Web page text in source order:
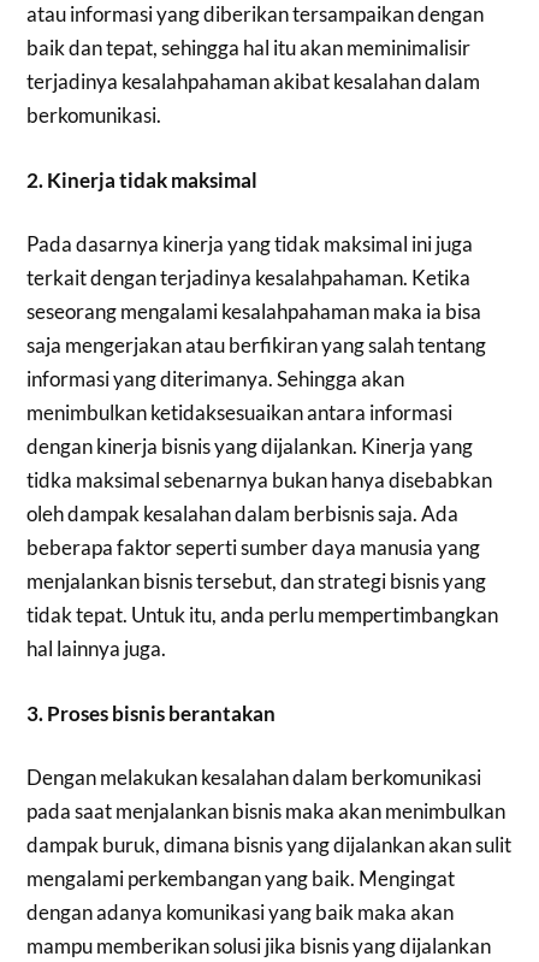
atau informasi yang diberikan tersampaikan dengan
baik dan tepat, sehingga hal itu akan meminimalisir
terjadinya kesalahpahaman akibat kesalahan dalam
berkomunikasi.
2. Kinerja tidak maksimal
Pada dasarnya kinerja yang tidak maksimal ini juga
terkait dengan terjadinya kesalahpahaman. Ketika
seseorang mengalami kesalahpahaman maka ia bisa
saja mengerjakan atau berfikiran yang salah tentang
informasi yang diterimanya. Sehingga akan
menimbulkan ketidaksesuaikan antara informasi
dengan kinerja bisnis yang dijalankan. Kinerja yang
tidka maksimal sebenarnya bukan hanya disebabkan
oleh dampak kesalahan dalam berbisnis saja. Ada
beberapa faktor seperti sumber daya manusia yang
menjalankan bisnis tersebut, dan strategi bisnis yang
tidak tepat. Untuk itu, anda perlu mempertimbangkan
hal lainnya juga.
3. Proses bisnis berantakan
Dengan melakukan kesalahan dalam berkomunikasi
pada saat menjalankan bisnis maka akan menimbulkan
dampak buruk, dimana bisnis yang dijalankan akan sulit
mengalami perkembangan yang baik. Mengingat
dengan adanya komunikasi yang baik maka akan
mampu memberikan solusi jika bisnis yang dijalankan